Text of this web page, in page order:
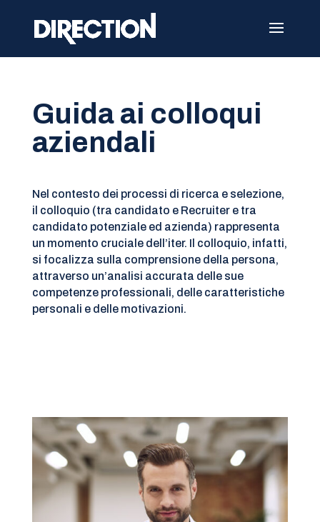
Guida ai colloqui
aziendali
Nel contesto dei processi di ricerca e selezione,
il colloquio (tra candidato e Recruiter e tra
candidato potenziale ed azienda) rappresenta
un momento cruciale dell’iter. Il colloquio, infatti,
si focalizza sulla comprensione della persona,
attraverso un’analisi accurata delle sue
competenze professionali, delle caratteristiche
personali e delle motivazioni.